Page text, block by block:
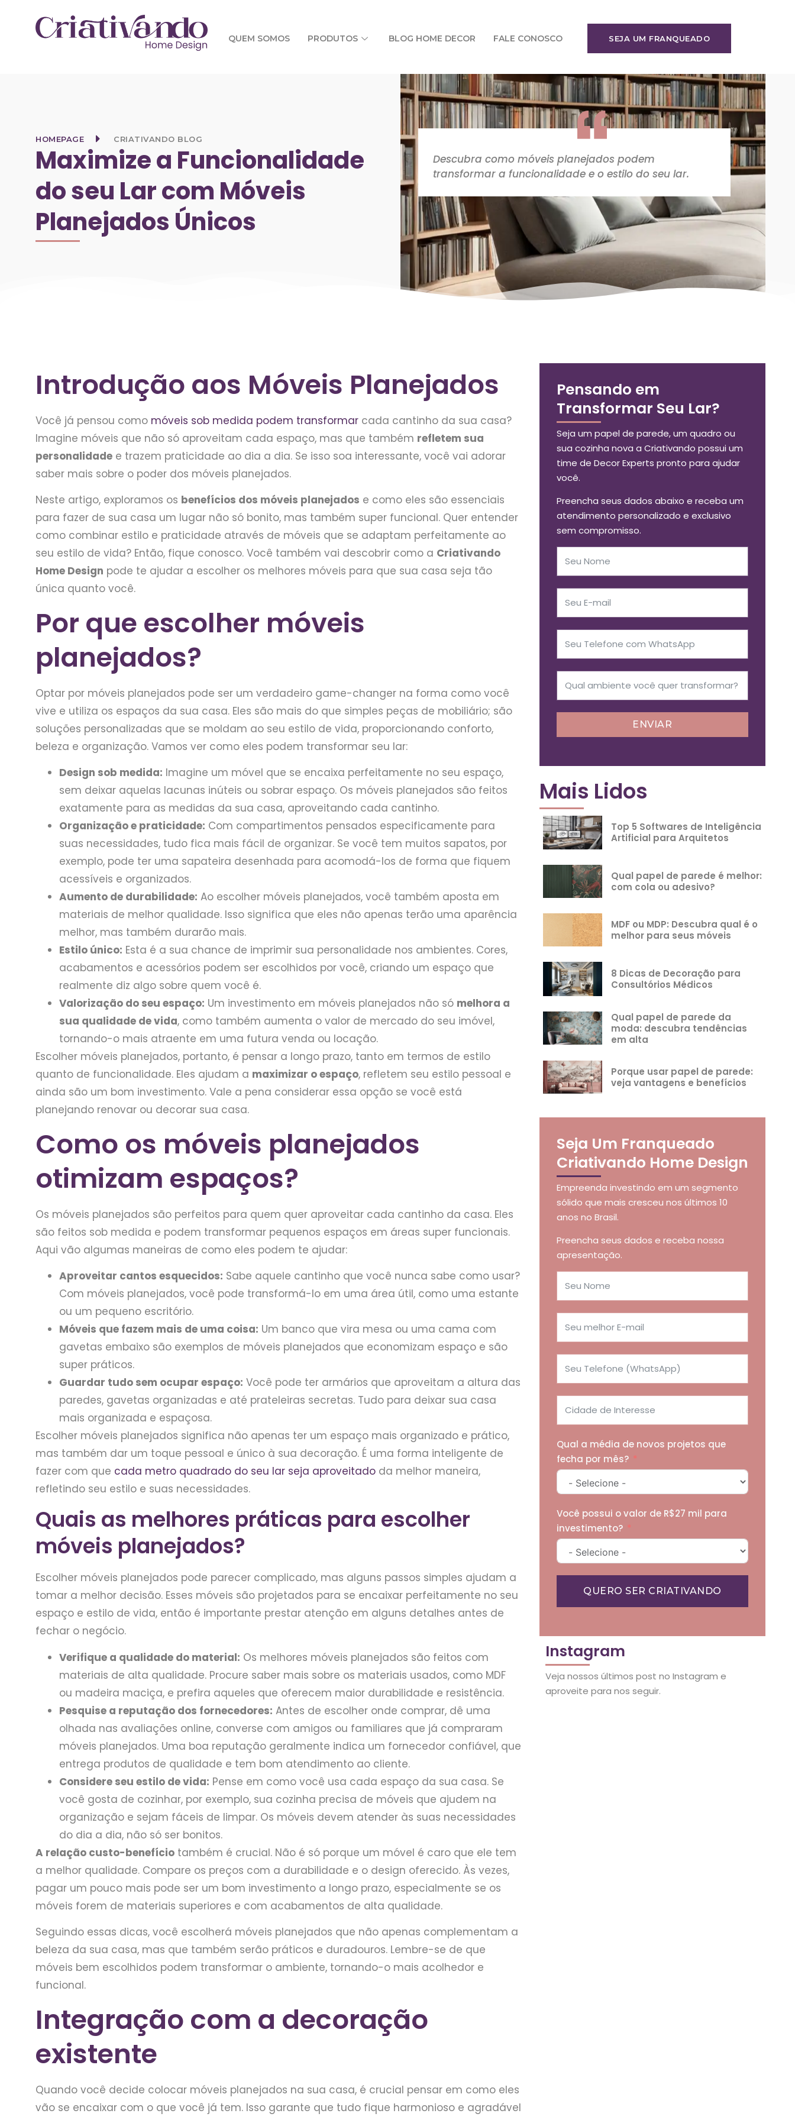
QUEM SOMOS PRODUTOS BLOG HOME DECOR FALE CONOSCO SEJA UM FRANQUEADO
HOMEPAGE CRIATIVANDO BLOG
Maximize a Funcionalidade
do seu Lar com Móveis
Planejados Únicos
Descubra como móveis planejados podem
transformar a funcionalidade e o estilo do seu lar.
Introdução aos Móveis Planejados
Você já pensou como móveis sob medida podem transformar cada cantinho da sua casa?
Imagine móveis que não só aproveitam cada espaço, mas que também refletem sua
personalidade e trazem praticidade ao dia a dia. Se isso soa interessante, você vai adorar
saber mais sobre o poder dos móveis planejados.
Neste artigo, exploramos os benefícios dos móveis planejados e como eles são essenciais
para fazer de sua casa um lugar não só bonito, mas também super funcional. Quer entender
como combinar estilo e praticidade através de móveis que se adaptam perfeitamente ao
seu estilo de vida? Então, fique conosco. Você também vai descobrir como a Criativando
Home Design pode te ajudar a escolher os melhores móveis para que sua casa seja tão
única quanto você.
Por que escolher móveis
planejados?
Optar por móveis planejados pode ser um verdadeiro game-changer na forma como você
vive e utiliza os espaços da sua casa. Eles são mais do que simples peças de mobiliário; são
soluções personalizadas que se moldam ao seu estilo de vida, proporcionando conforto,
beleza e organização. Vamos ver como eles podem transformar seu lar:
Design sob medida: Imagine um móvel que se encaixa perfeitamente no seu espaço,
sem deixar aquelas lacunas inúteis ou sobrar espaço. Os móveis planejados são feitos
exatamente para as medidas da sua casa, aproveitando cada cantinho.
Organização e praticidade: Com compartimentos pensados especificamente para
suas necessidades, tudo fica mais fácil de organizar. Se você tem muitos sapatos, por
exemplo, pode ter uma sapateira desenhada para acomodá-los de forma que fiquem
acessíveis e organizados.
Aumento de durabilidade: Ao escolher móveis planejados, você também aposta em
materiais de melhor qualidade. Isso significa que eles não apenas terão uma aparência
melhor, mas também durarão mais.
Estilo único: Esta é a sua chance de imprimir sua personalidade nos ambientes. Cores,
acabamentos e acessórios podem ser escolhidos por você, criando um espaço que
realmente diz algo sobre quem você é.
Valorização do seu espaço: Um investimento em móveis planejados não só melhora a
sua qualidade de vida, como também aumenta o valor de mercado do seu imóvel,
tornando-o mais atraente em uma futura venda ou locação.
Escolher móveis planejados, portanto, é pensar a longo prazo, tanto em termos de estilo
quanto de funcionalidade. Eles ajudam a maximizar o espaço, refletem seu estilo pessoal e
ainda são um bom investimento. Vale a pena considerar essa opção se você está
planejando renovar ou decorar sua casa.
Como os móveis planejados
otimizam espaços?
Os móveis planejados são perfeitos para quem quer aproveitar cada cantinho da casa. Eles
são feitos sob medida e podem transformar pequenos espaços em áreas super funcionais.
Aqui vão algumas maneiras de como eles podem te ajudar:
Aproveitar cantos esquecidos: Sabe aquele cantinho que você nunca sabe como usar?
Com móveis planejados, você pode transformá-lo em uma área útil, como uma estante
ou um pequeno escritório.
Móveis que fazem mais de uma coisa: Um banco que vira mesa ou uma cama com
gavetas embaixo são exemplos de móveis planejados que economizam espaço e são
super práticos.
Guardar tudo sem ocupar espaço: Você pode ter armários que aproveitam a altura das
paredes, gavetas organizadas e até prateleiras secretas. Tudo para deixar sua casa
mais organizada e espaçosa.
Escolher móveis planejados significa não apenas ter um espaço mais organizado e prático,
mas também dar um toque pessoal e único à sua decoração. É uma forma inteligente de
fazer com que cada metro quadrado do seu lar seja aproveitado da melhor maneira,
refletindo seu estilo e suas necessidades.
Quais as melhores práticas para escolher
móveis planejados?
Escolher móveis planejados pode parecer complicado, mas alguns passos simples ajudam a
tomar a melhor decisão. Esses móveis são projetados para se encaixar perfeitamente no seu
espaço e estilo de vida, então é importante prestar atenção em alguns detalhes antes de
fechar o negócio.
Verifique a qualidade do material: Os melhores móveis planejados são feitos com
materiais de alta qualidade. Procure saber mais sobre os materiais usados, como MDF
ou madeira maciça, e prefira aqueles que oferecem maior durabilidade e resistência.
Pesquise a reputação dos fornecedores: Antes de escolher onde comprar, dê uma
olhada nas avaliações online, converse com amigos ou familiares que já compraram
móveis planejados. Uma boa reputação geralmente indica um fornecedor confiável, que
entrega produtos de qualidade e tem bom atendimento ao cliente.
Considere seu estilo de vida: Pense em como você usa cada espaço da sua casa. Se
você gosta de cozinhar, por exemplo, sua cozinha precisa de móveis que ajudem na
organização e sejam fáceis de limpar. Os móveis devem atender às suas necessidades
do dia a dia, não só ser bonitos.
A relação custo-benefício também é crucial. Não é só porque um móvel é caro que ele tem
a melhor qualidade. Compare os preços com a durabilidade e o design oferecido. Às vezes,
pagar um pouco mais pode ser um bom investimento a longo prazo, especialmente se os
móveis forem de materiais superiores e com acabamentos de alta qualidade.
Seguindo essas dicas, você escolherá móveis planejados que não apenas complementam a
beleza da sua casa, mas que também serão práticos e duradouros. Lembre-se de que
móveis bem escolhidos podem transformar o ambiente, tornando-o mais acolhedor e
funcional.
Integração com a decoração
existente
Quando você decide colocar móveis planejados na sua casa, é crucial pensar em como eles
vão se encaixar com o que você já tem. Isso garante que tudo fique harmonioso e agradável
Pensando em
Transformar Seu Lar?
Seja um papel de parede, um quadro ou
sua cozinha nova a Criativando possui um
time de Decor Experts pronto para ajudar
você.
Preencha seus dados abaixo e receba um
atendimento personalizado e exclusivo
sem compromisso.
ENVIAR
Seja Um Franqueado
Criativando Home Design
Empreenda investindo em um segmento
sólido que mais cresceu nos últimos 10
anos no Brasil.
Preencha seus dados e receba nossa
apresentação.
Qual a média de novos projetos que
fecha por mês?
Você possui o valor de R$27 mil para
investimento?
QUERO SER CRIATIVANDO
Instagram
Veja nossos últimos post no Instagram e
aproveite para nos seguir.
Mais Lidos
Top 5 Softwares de Inteligência
Artificial para Arquitetos
Qual papel de parede é melhor:
com cola ou adesivo?
MDF ou MDP: Descubra qual é o
melhor para seus móveis
8 Dicas de Decoração para
Consultórios Médicos
Qual papel de parede da
moda: descubra tendências
em alta
Porque usar papel de parede:
veja vantagens e benefícios